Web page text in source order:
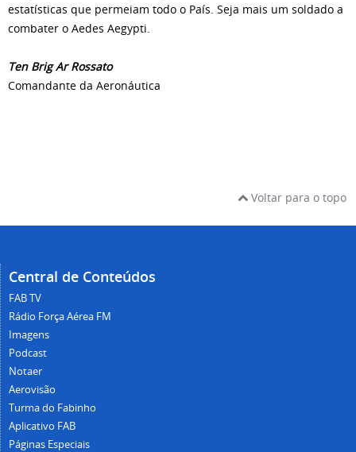
estatísticas que permeiam todo o País. Seja mais um soldado a
combater o Aedes Aegypti.
Ten Brig Ar Rossato
Comandante da Aeronáutica
Voltar para o topo
Central de Conteúdos
FAB TV
Rádio Força Aérea FM
Imagens
Podcast
Notaer
Aerovisão
Turma do Fabinho
Aplicativo FAB
Páginas Especiais